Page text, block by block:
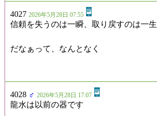
4027 2026年5月28日 07:55
信頼を失うのは一瞬、取り戻すのは一生
だなぁって、なんとなく
4028 ♂ 2026年5月28日 17:07
龍水は以前の器です